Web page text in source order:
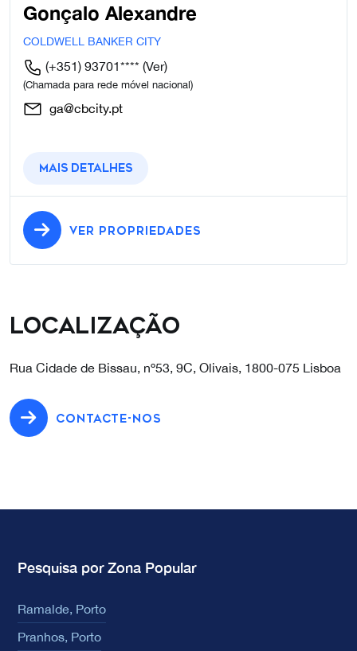
Gonçalo Alexandre
COLDWELL BANKER CITY
(+351) 93701**** (Ver)
(Chamada para rede móvel nacional)
ga@cbcity.pt
Mais detalhes
VER PROPRIEDADES
Localização
Rua Cidade de Bissau, nº53, 9C, Olivais, 1800-075 Lisboa
CONTACTE-NOS
Pesquisa por Zona Popular
Ramalde, Porto
Pranhos, Porto